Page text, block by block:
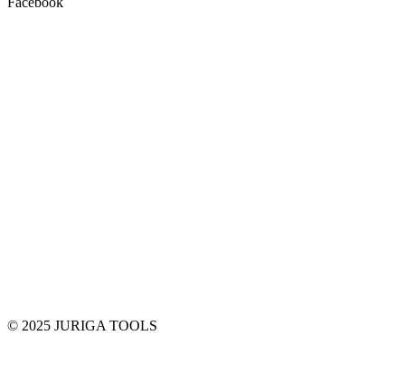
© 2025 JURIGA TOOLS